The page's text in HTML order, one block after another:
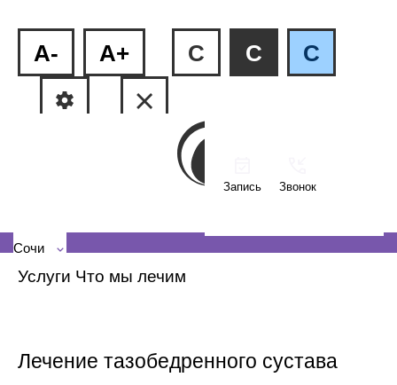
A- A+ C C C
Запись Звонок
Сочи
Услуги Что мы лечим
Лечение тазобедренного сустава